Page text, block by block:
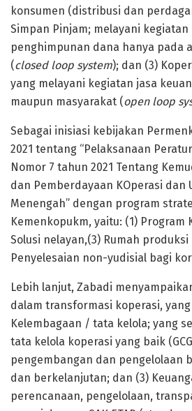
konsumen (distribusi dan
Simpan Pinjam; melayani
penghimpunan dana hanya pada
(closed loop system); dan (3)
yang melayani kegiatan jasa
maupun masyarakat (open loop
Sebagai inisiasi kebijakan
2021 tentang “Pelaksanaan
Nomor 7 tahun 2021 Tentang
dan Pemberdayaan KOperasi dan
Menengah” dengan program
Kemenkopukm, yaitu: (1) Program
Solusi nelayan,(3) Rumah
Penyelesaian non-yudisial bagi
Lebih lanjut, Zabadi
dalam transformasi koperasi,
Kelembagaan / tata kelola; yang
tata kelola koperasi yang baik
pengembangan dan pengelolaan
dan berkelanjutan; dan (3)
perencanaan, pengelolaan,